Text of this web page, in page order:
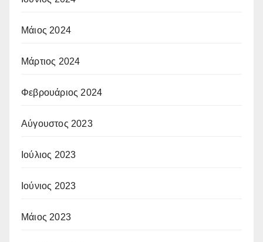
Μάιος 2024
Μάρτιος 2024
Φεβρουάριος 2024
Αύγουστος 2023
Ιούλιος 2023
Ιούνιος 2023
Μάιος 2023